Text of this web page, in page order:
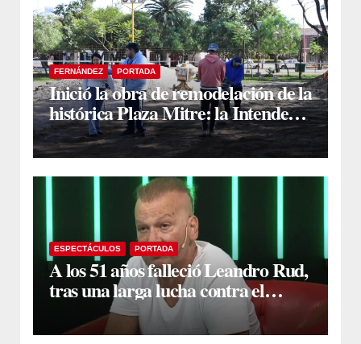
FERNÁNDEZ PORTADA
Inició la obra de remodelación de la
histórica Plaza Mitre: la Intendente
Yanina Iturre supervisó los
primeros trabajos
ESPECTÁCULOS PORTADA
A los 51 años falleció Leandro Rud,
tras una larga lucha contra el